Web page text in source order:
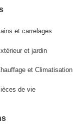
et carrelages
et jardin
et Climatisation
de vie